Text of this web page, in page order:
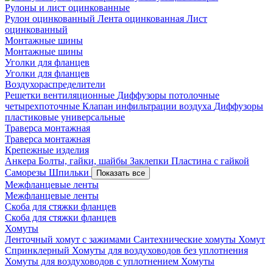
Рулоны и лист оцинкованные
Рулон оцинкованный Лента оцинкованная Лист
оцинкованный
Монтажные шины
Монтажные шины
Уголки для фланцев
Уголки для фланцев
Воздухораспределители
Решетки вентиляционные Диффузоры потолочные
четырехпоточные Клапан инфильтрации воздуха Диффузоры
пластиковые универсальные
Траверса монтажная
Траверса монтажная
Крепежные изделия
Анкера Болты, гайки, шайбы Заклепки Пластина с гайкой
Саморезы Шпильки Показать все
Межфланцевые ленты
Межфланцевые ленты
Скоба для стяжки фланцев
Скоба для стяжки фланцев
Хомуты
Ленточный хомут с зажимами Сантехнические хомуты Хомут
Спринклерный Хомуты для воздуховодов без уплотнения
Хомуты для воздуховодов с уплотнением Хомуты